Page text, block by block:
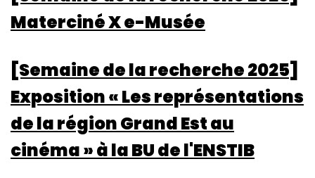
Materciné X e-Musée
[Semaine de la recherche 2025]
Exposition « Les représentations
de la région Grand Est au
cinéma » à la BU de l'ENSTIB